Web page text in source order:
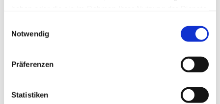
Notwendig
Präferenzen
Statistiken